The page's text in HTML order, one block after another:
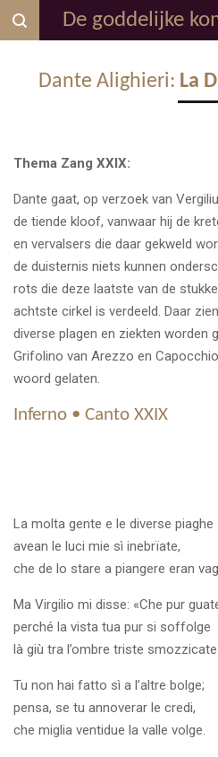
Ga
direct
De goddelijke
Dante Alighieri: La
Thema Zang XXIX:
Dante gaat, op verzoek van
de tiende kloof, vanwaar hij de
en vervalsers die daar gekweld
de duisternis niets kunnen
rots die deze laatste van de
achtste cirkel is verdeeld. Daar
diverse plagen en ziekten worden
Grifolino van Arezzo en
woord gelaten.
Inferno • Canto XXIX
La molta gente e le diverse piaghe
avean le luci mie sì inebrïate,
che de lo stare a piangere eran
Ma Virgilio mi disse: «Che pur
perché la vista tua pur si soffolge
là giù tra l’ombre triste
Tu non hai fatto sì a l’altre bolge;
pensa, se tu annoverar le credi,
che miglia ventidue la valle volge.